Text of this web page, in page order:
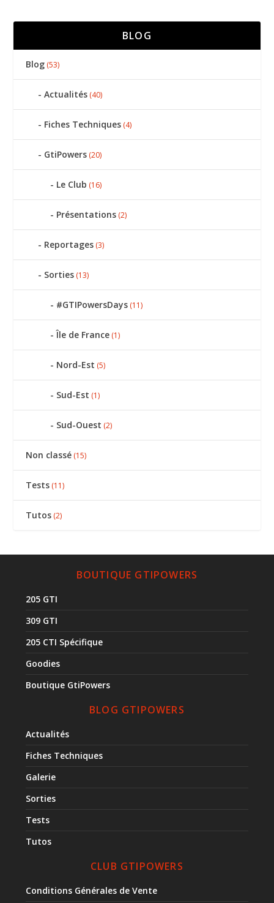
BLOG
Blog (53)
Actualités (40)
Fiches Techniques (4)
GtiPowers (20)
Le Club (16)
Présentations (2)
Reportages (3)
Sorties (13)
#GTIPowersDays (11)
Île de France (1)
Nord-Est (5)
Sud-Est (1)
Sud-Ouest (2)
Non classé (15)
Tests (11)
Tutos (2)
BOUTIQUE GTIPOWERS
205 GTI
309 GTI
205 CTI Spécifique
Goodies
Boutique GtiPowers
BLOG GTIPOWERS
Actualités
Fiches Techniques
Galerie
Sorties
Tests
Tutos
CLUB GTIPOWERS
Conditions Générales de Vente